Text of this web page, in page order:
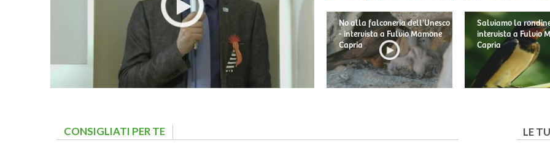
No alla falconeria dell'Unesco
- intervista a Fulvio Mamone
Capria
Salviamo la
intervista a Fulvio
Capria
CONSIGLIATI PER TE LE